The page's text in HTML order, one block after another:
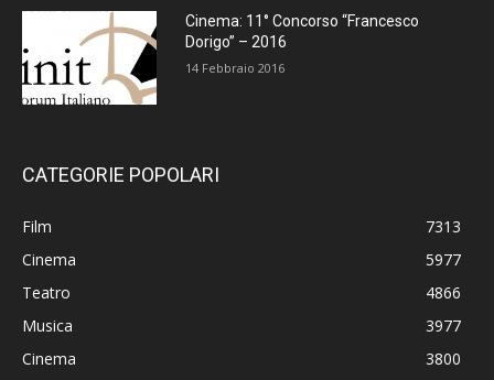
Cinema: 11° Concorso “Francesco
Dorigo” – 2016
14 Febbraio 2016
CATEGORIE POPOLARI
Film
7313
Cinema
5977
Teatro
4866
Musica
3977
Cinema
3800